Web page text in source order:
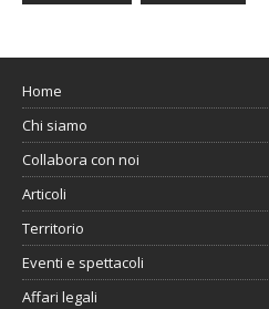
Home
Chi siamo
Collabora con noi
Articoli
Territorio
Eventi e spettacoli
Affari legali